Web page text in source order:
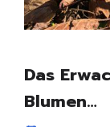
Das
Blumen…